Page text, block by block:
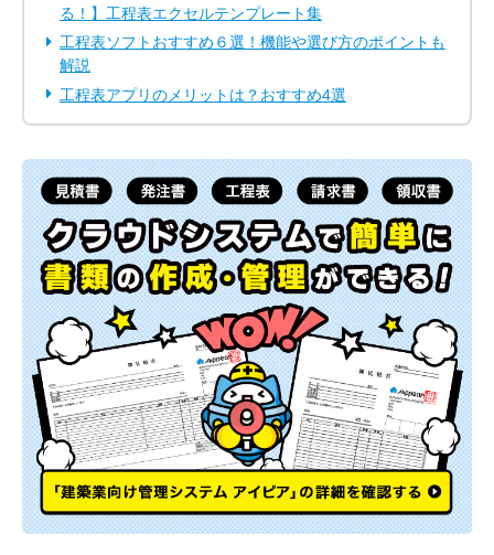
る！】工程表エクセルテンプレート集
工程表ソフトおすすめ６選！機能や選び方のポイントも
解説
工程表アプリのメリットは？おすすめ4選